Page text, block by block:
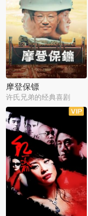
摩登保镖
许氏兄弟的经典喜剧